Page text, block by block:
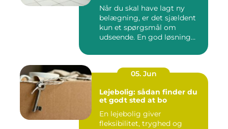
Når du skal have lagt ny
belægning, er det sjældent
kun et spørgsmål om
udseende. En god løsning
05. Jun
Lejebolig: sådan finder du
et godt sted at bo
En lejebolig giver
fleksibilitet, tryghed og